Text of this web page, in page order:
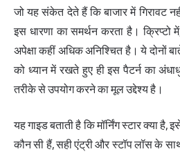
जो यह संकेत देते हैं कि बाजार में गिरावट
इस धारणा का समर्थन करता है। क्रिप्टो
अपेक्षा कहीं अधिक अनिश्चित है। ये दोनों
को ध्यान में रखते हुए ही इस पैटर्न का
तरीके से उपयोग करने का मूल उद्देश्य है।
यह गाइड बताती है कि मॉर्निंग स्टार क्या
कौन सी हैं, सही एंट्री और स्टॉप लॉस के